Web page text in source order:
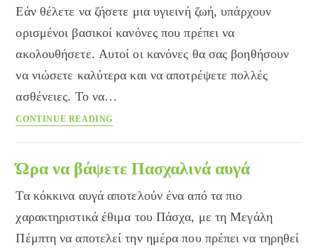
αλλεργία
Εάν θέλετε να ζήσετε μια υγιεινή ζωή, υπάρχουν
ορισμένοι βασικοί κανόνες που πρέπει να
ακολουθήσετε. Αυτοί οι κανόνες θα σας βοηθήσουν
να νιώσετε καλύτερα και να αποτρέψετε πολλές
ασθένειες. Το να…
CONTINUE READING
ζωή
Ώρα να βάψετε Πασχαλινά αυγά
Τα κόκκινα αυγά αποτελούν ένα από τα πιο
χαρακτηριστικά έθιμα του Πάσχα, με τη Μεγάλη
Πέμπτη να αποτελεί την ημέρα που πρέπει να τηρηθεί